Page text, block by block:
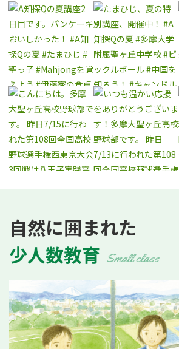
自然に囲まれた
少人数教育 Small class